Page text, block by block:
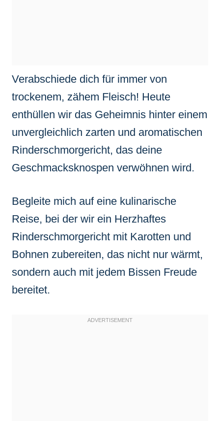
Verabschiede dich für immer von
trockenem, zähem Fleisch! Heute
enthüllen wir das Geheimnis hinter einem
unvergleichlich zarten und aromatischen
Rinderschmorgericht, das deine
Geschmacksknospen verwöhnen wird.
Begleite mich auf eine kulinarische
Reise, bei der wir ein Herzhaftes
Rinderschmorgericht mit Karotten und
Bohnen zubereiten, das nicht nur wärmt,
sondern auch mit jedem Bissen Freude
bereitet.